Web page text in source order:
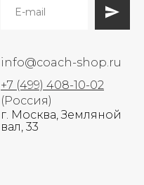
info@coach-shop.ru
+7 (499) 408-10-02
(Россия)
г. Москва, Земляной
вал, 33